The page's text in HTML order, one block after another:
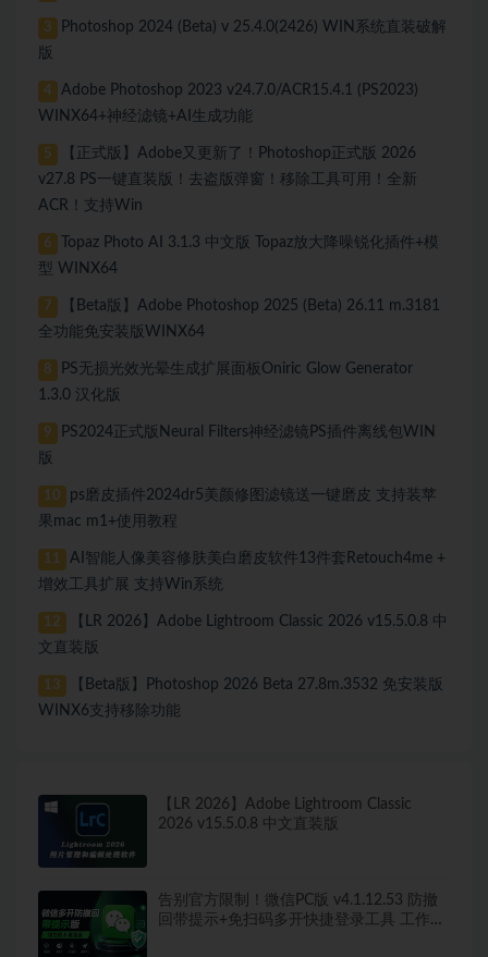
3
Photoshop 2024 (Beta) v 25.4.0(2426) WIN系统直装破解
版
4
Adobe Photoshop 2023 v24.7.0/ACR15.4.1 (PS2023)
WINX64+神经滤镜+AI生成功能
5
【正式版】Adobe又更新了！Photoshop正式版 2026
v27.8 PS一键直装版！去盗版弹窗！移除工具可用！全新
ACR！支持Win
6
Topaz Photo AI 3.1.3 中文版 Topaz放大降噪锐化插件+模
型 WINX64
7
【Beta版】Adobe Photoshop 2025 (Beta) 26.11 m.3181
全功能免安装版WINX64
8
PS无损光效光晕生成扩展面板Oniric Glow Generator
1.3.0 汉化版
9
PS2024正式版Neural Filters神经滤镜PS插件离线包WIN
版
10
ps磨皮插件2024dr5美颜修图滤镜送一键磨皮 支持装苹
果mac m1+使用教程
11
AI智能人像美容修肤美白磨皮软件13件套Retouch4me +
增效工具扩展 支持Win系统
12
【LR 2026】Adobe Lightroom Classic 2026 v15.5.0.8 中
文直装版
13
【Beta版】Photoshop 2026 Beta 27.8m.3532 免安装版
WINX6支持移除功能
【LR 2026】Adobe Lightroom Classic
2026 v15.5.0.8 中文直装版
告别官方限制！微信PC版 v4.1.12.53 防撤
回带提示+免扫码多开快捷登录工具 工作生